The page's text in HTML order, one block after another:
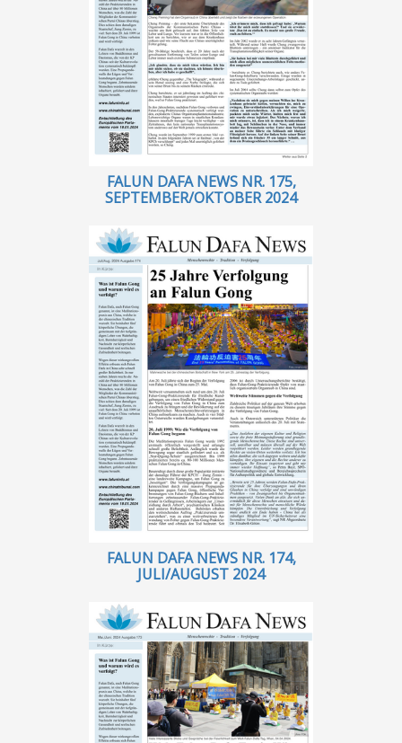
FALUN DAFA NEWS NR. 175,
SEPTEMBER/OKTOBER 2024
FALUN DAFA NEWS NR. 174,
JULI/AUGUST 2024